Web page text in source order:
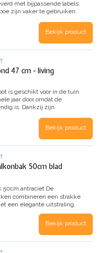
met bijpassende labels.
zijn vaker te gebruiken.
en hierop kan je veel
handig voor het labelen
Zo weet je wanneer,
hebt.Inhoud:5 bamboe
afbreekbare labels
Bekijk product
47 cm - living
is geschikt voor in de tuin
jaar door omdat de
is. Dankzij zijn
van gerecycled plastic.
zorgt ervoor dat ze
zijn. Ze beschadigen niet
een stootje. Afmeting
- Hoogte 44cm
Bladgroen, wit, Living
Gemberbruin
Bekijk product
50cm blad
50cm antraciet De
combineren een strakke
een elegante uitstraling,
blikvanger is op elk
of muur. Deze plantenbak is
gemaakt van 100%
geproduceerd met
recyclebaar. Geen natte
is niet alleen mooi
Bekijk product